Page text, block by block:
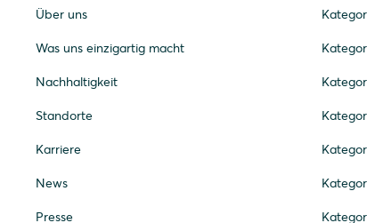
Über uns
Was uns einzigartig macht
Nachhaltigkeit
Standorte
Karriere
News
Presse